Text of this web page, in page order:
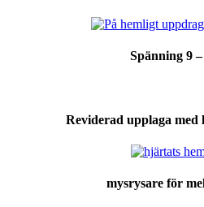
Spänning 9
Reviderad upplaga
mysrysare för